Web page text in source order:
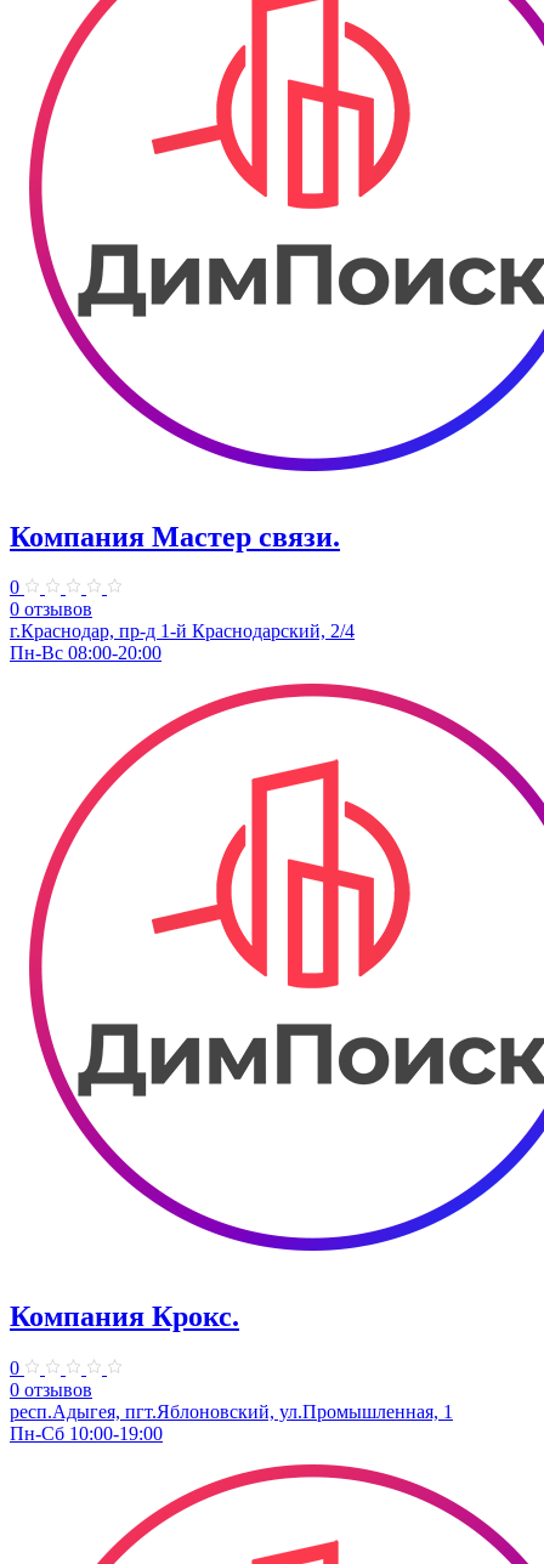
Компания Мастер связи.
0
0 отзывов
г.Краснодар, пр-д 1-й Краснодарский, 2/4
Пн-Вс 08:00-20:00
Компания Крокс.
0
0 отзывов
респ.Адыгея, пгт.Яблоновский, ул.Промышленная, 1
Пн-Сб 10:00-19:00